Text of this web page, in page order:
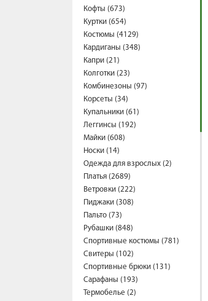
Кофты (673)
Куртки (654)
Костюмы (4129)
Кардиганы (348)
Капри (21)
Колготки (23)
Комбинезоны (97)
Корсеты (34)
Купальники (61)
Леггинсы (192)
Майки (608)
Носки (14)
Одежда для взрослых (2)
Платья (2689)
Ветровки (222)
Пиджаки (308)
Пальто (73)
Рубашки (848)
Спортивные костюмы (781)
Свитеры (102)
Спортивные брюки (131)
Сарафаны (193)
Термобелье (2)